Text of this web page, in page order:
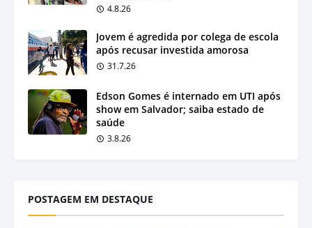
4.8.26
Jovem é agredida por colega de escola
após recusar investida amorosa
31.7.26
Edson Gomes é internado em UTI após
show em Salvador; saiba estado de
saúde
3.8.26
POSTAGEM EM DESTAQUE